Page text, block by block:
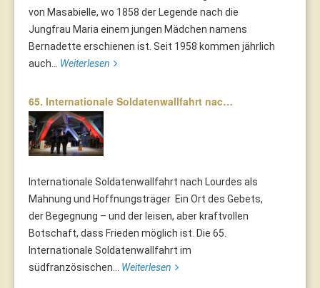
von Masabielle, wo 1858 der Legende nach die
Jungfrau Maria einem jungen Mädchen namens
Bernadette erschienen ist. Seit 1958 kommen jährlich
auch... Weiterlesen
65. Internationale Soldatenwallfahrt nac…
Internationale Soldatenwallfahrt nach Lourdes als
Mahnung und Hoffnungsträger Ein Ort des Gebets,
der Begegnung – und der leisen, aber kraftvollen
Botschaft, dass Frieden möglich ist. Die 65.
Internationale Soldatenwallfahrt im
südfranzösischen... Weiterlesen